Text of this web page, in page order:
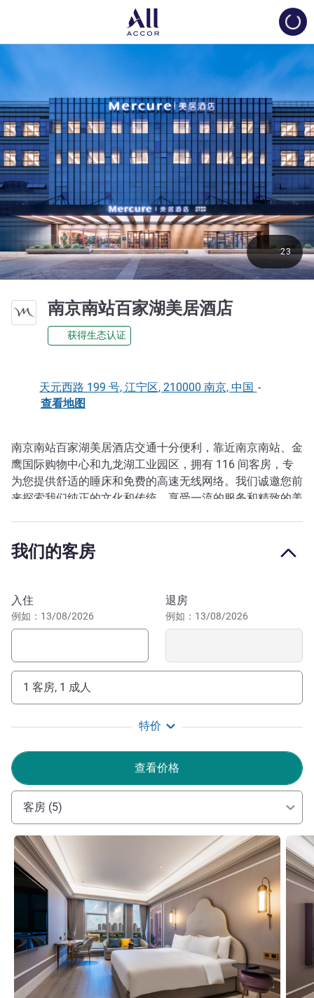
南京南站百家湖美居酒店
获得生态认证
23
天元西路 199 号, 江宁区, 210000 南京, 中国 -
查看地图
描述
南京南站百家湖美居酒店交通十分便利，靠近南京南站、金
鹰国际购物中心和九龙湖工业园区，拥有 116 间客房，专
为您提供舒适的睡床和免费的高速无线网络。我们诚邀您前
来探索我们纯正的文化和传统，享受一流的服务和精致的美
酒店距离牛首山 10 分钟车程，距离百家湖公园仅 5 分钟车
程。
我们的客房
预订此酒店
入住
例如：13/08/2026
退房
例如：13/08/2026
1 客房, 1 成人
特价
查看价格
客房 (5)
请参阅详情 请参